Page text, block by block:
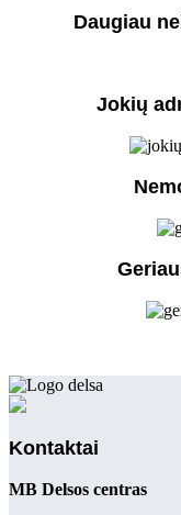
Daugiau
Jokių
Kontaktai
MB Delsos centras